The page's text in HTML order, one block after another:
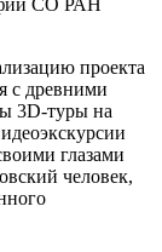
проекта
с древними
3D-туры на
глазами
человек,